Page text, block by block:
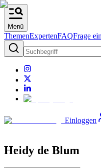
Menü
ThemenExpertenFAQFrage
Einloggen
Heidy de Blum